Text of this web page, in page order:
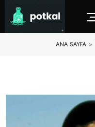
ANA SAYFA >